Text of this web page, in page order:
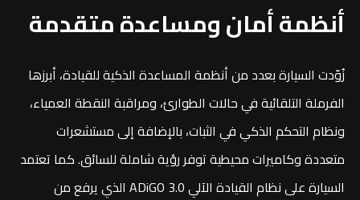
أنظمة أمان ومساعدة متقدمة
زُوّدت السيارة بعدد من أنظمة المساعدة الذكية للقيادة، أبرزها
الفرملة التلقائية في حالات الطوارئ، ومراقبة النقطة العمياء،
ونظام التحكم الذكي في الثبات، بالإضافة إلى مستشعرات
متعددة وكاميرات محيطية توفر رؤية شاملة للسائق. كما تعتمد
السيارة على نظام القيادة الآلي ADiGO 3.0 الذي يرفع من